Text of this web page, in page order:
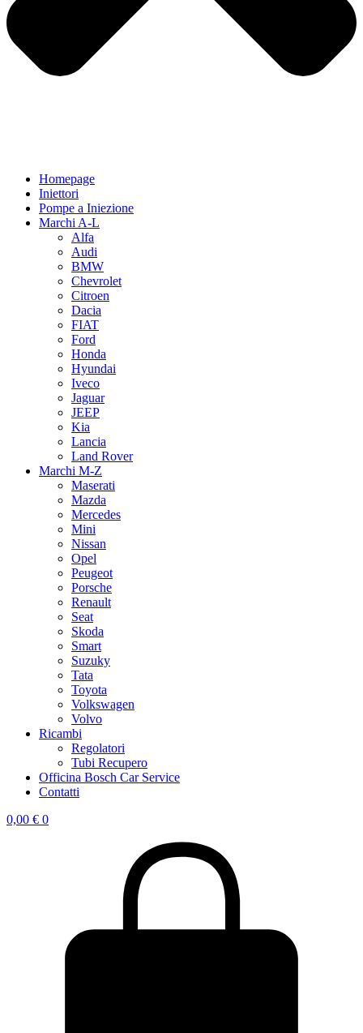
Homepage
Iniettori
Pompe a Iniezione
Marchi A-L
Alfa
Audi
BMW
Chevrolet
Citroen
Dacia
FIAT
Ford
Honda
Hyundai
Iveco
Jaguar
JEEP
Kia
Lancia
Land Rover
Marchi M-Z
Maserati
Mazda
Mercedes
Mini
Nissan
Opel
Peugeot
Porsche
Renault
Seat
Skoda
Smart
Suzuky
Tata
Toyota
Volkswagen
Volvo
Ricambi
Regolatori
Tubi Recupero
Officina Bosch Car Service
Contatti
0,00 € 0